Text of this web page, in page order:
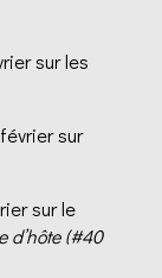
sur les
sur
sur le
d’hôte (#40